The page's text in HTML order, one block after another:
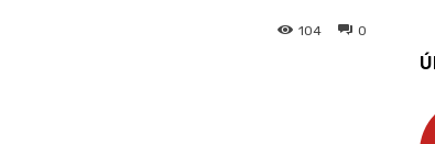
0
104